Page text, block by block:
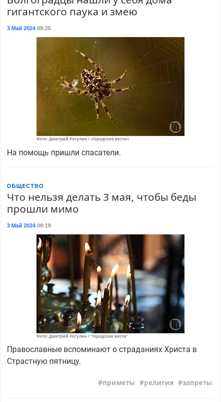
гигантского паука и змею
3 Май 202409:25
Фото: Дмитрий Рогулин / «Городские вести»
На помощь пришли спасатели.
ОБЩЕСТВО
Что нельзя делать 3 мая, чтобы беды
прошли мимо
3 Май 202409:19
Фото: Дмитрий Рогулин / "Городские вести"
Православные вспоминают о страданиях Христа в
Страстную пятницу.
приметы религия запреты